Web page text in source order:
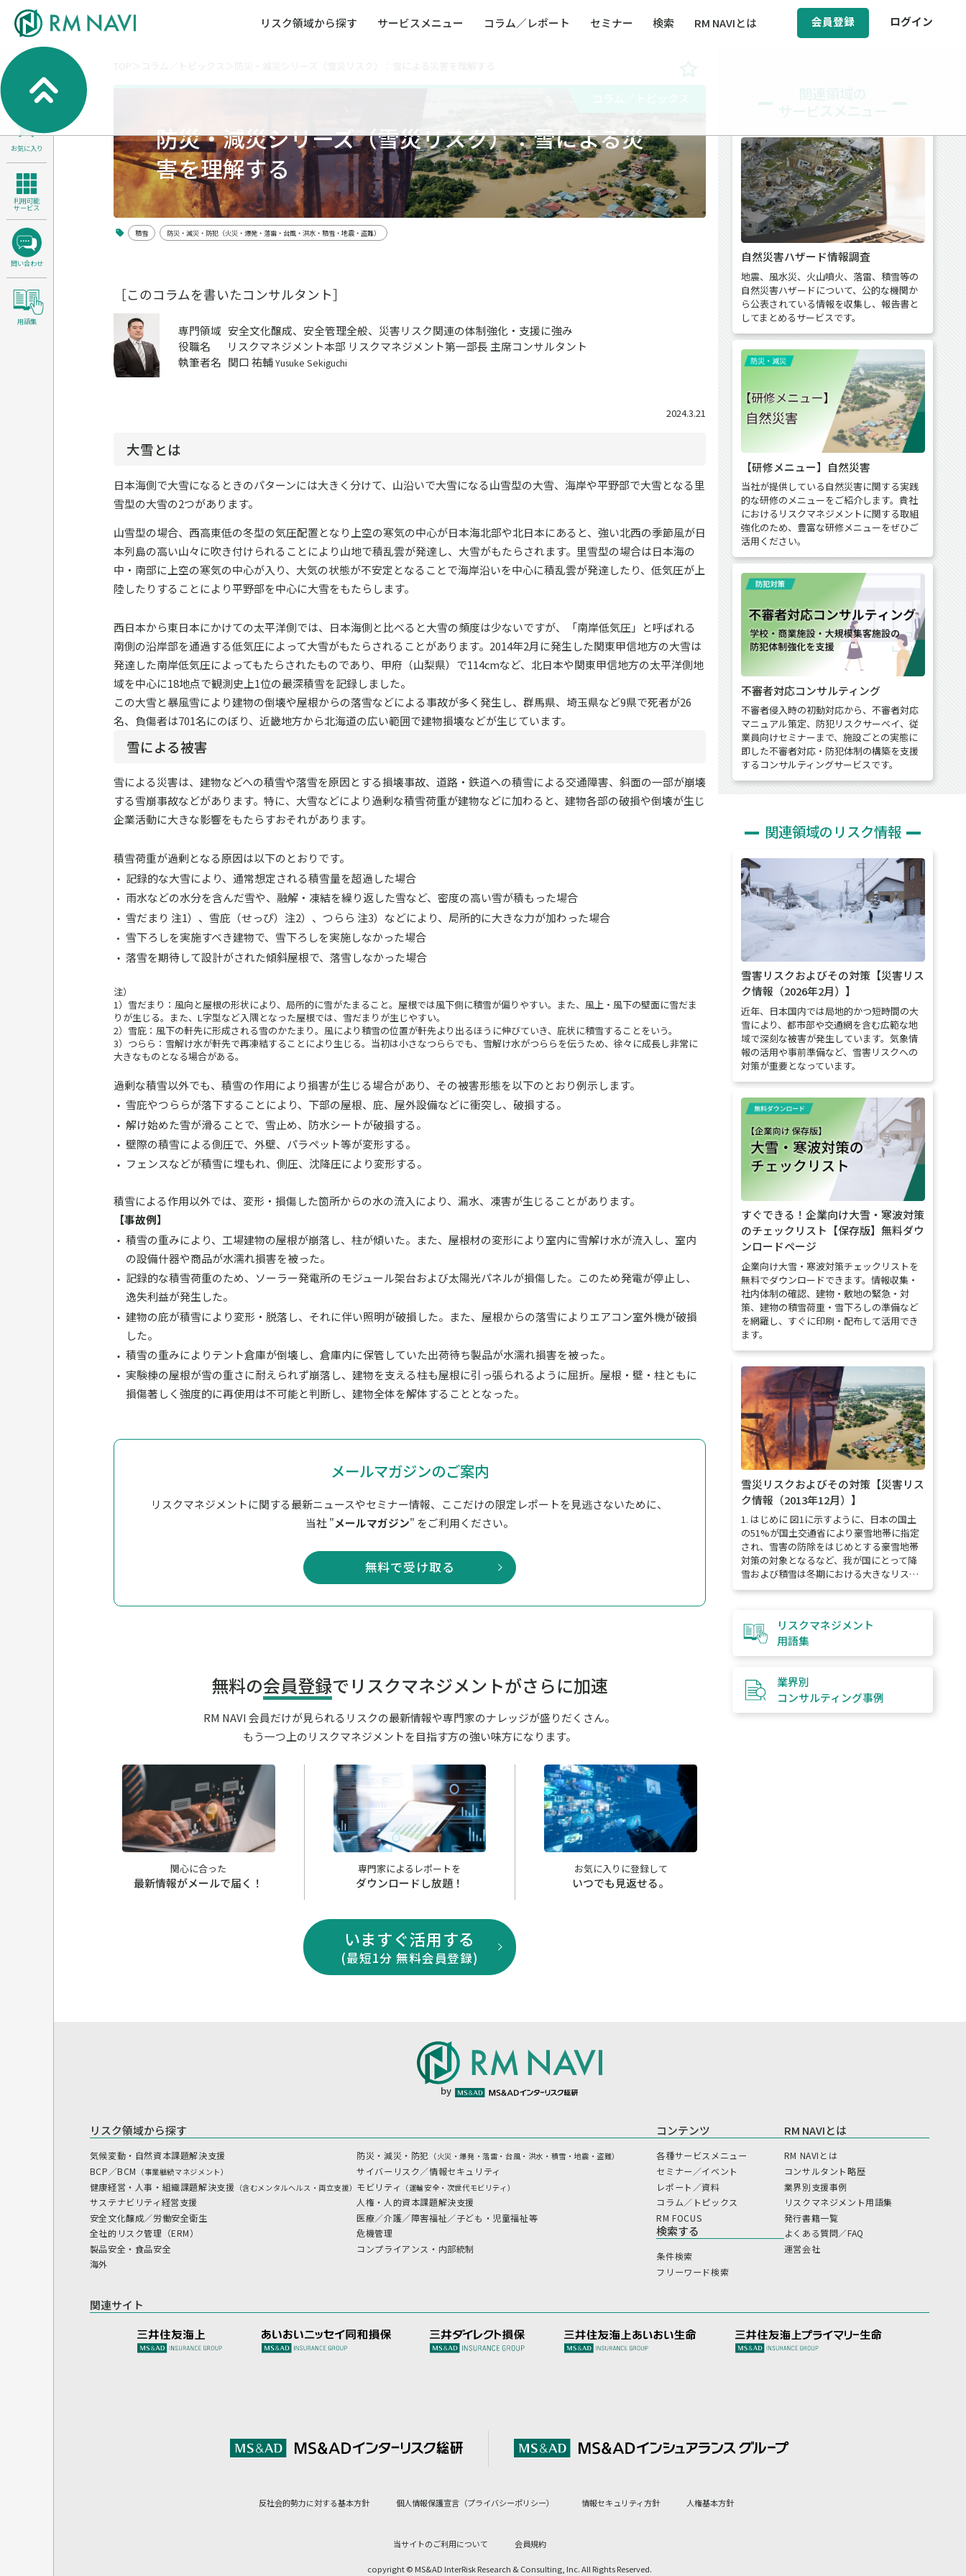
リスク領域から探す サービスメニュー コラム／レポート セミナー 検索 RM NAVIとは 会員登録 ログイン
BCP／BCM（事業継続マネジメント）
サステナビリティ経営支援
人権・人的資本課題解決支援
安全文化醸成／労働安全衛生
医療／介護／障害福祉／子ども・児童福祉等
全社的リスク管理（ERM）
危機管理
製品安全・食品安全
コンプライアンス・内部統制 海外
検索
お気に入り
利用可能
サービス
問い合わせ
用語集
防災・減災シリーズ（雪災リスク）：雪による災
害を理解する
積雪 防災・減災・防犯（火災・爆発・落雷・台風・洪水・積雪・地震・盗難）
［このコラムを書いたコンサルタント］
専門領域 安全文化醸成、安全管理全般、災害リスク関連の体制強化・支援に強み
役職名
リスクマネジメント本部 リスクマネジメント第一部長 主席コンサルタント
執筆者名 関口 祐輔Yusuke Sekiguchi
2024.3.21
大雪とは
日本海側で大雪になるときのパターンには大きく分けて、山沿いで大雪になる山雪型の大雪、海岸や平野部で大雪となる里
雪型の大雪の2つがあります。
山雪型の場合、西高東低の冬型の気圧配置となり上空の寒気の中心が日本海北部や北日本にあると、強い北西の季節風が日
本列島の高い山々に吹き付けられることにより山地で積乱雲が発達し、大雪がもたらされます。里雪型の場合は日本海の
中・南部に上空の寒気の中心が入り、大気の状態が不安定となることで海岸沿いを中心に積乱雲が発達したり、低気圧が上
陸したりすることにより平野部を中心に大雪をもたらします。
西日本から東日本にかけての太平洋側では、日本海側と比べると大雪の頻度は少ないですが、「南岸低気圧」と呼ばれる
南側の沿岸部を通過する低気圧によって大雪がもたらされることがあります。2014年2月に発生した関東甲信地方の大雪は
発達した南岸低気圧によってもたらされたものであり、甲府（山梨県）で114cmなど、北日本や関東甲信地方の太平洋側地
域を中心に18地点で観測史上1位の最深積雪を記録しました。
この大雪と暴風雪により建物の倒壊や屋根からの落雪などによる事故が多く発生し、群馬県、埼玉県など9県で死者が26
名、負傷者は701名にのぼり、近畿地方から北海道の広い範囲で建物損壊などが生じています。
雪による被害
雪による災害は、建物などへの積雪や落雪を原因とする損壊事故、道路・鉄道への積雪による交通障害、斜面の一部が崩壊
する雪崩事故などがあります。特に、大雪などにより過剰な積雪荷重が建物などに加わると、建物各部の破損や倒壊が生じ
企業活動に大きな影響をもたらすおそれがあります。
積雪荷重が過剰となる原因は以下のとおりです。
記録的な大雪により、通常想定される積雪量を超過した場合
雨水などの水分を含んだ雪や、融解・凍結を繰り返した雪など、密度の高い雪が積もった場合
雪だまり 注1）、雪庇（せっぴ）注2）、つらら 注3）などにより、局所的に大きな力が加わった場合
雪下ろしを実施すべき建物で、雪下ろしを実施しなかった場合
落雪を期待して設計がされた傾斜屋根で、落雪しなかった場合
注）
1）雪だまり：風向と屋根の形状により、局所的に雪がたまること。屋根では風下側に積雪が偏りやすい。また、風上・風下の壁面に雪だま
りが生じる。また、L字型など入隅となった屋根では、雪だまりが生じやすい。
2）雪庇：風下の軒先に形成される雪のかたまり。風により積雪の位置が軒先より出るほうに伸びていき、庇状に積雪することをいう。
3）つらら：雪解け水が軒先で再凍結することにより生じる。当初は小さなつららでも、雪解け水がつららを伝うため、徐々に成長し非常に
大きなものとなる場合がある。
過剰な積雪以外でも、積雪の作用により損害が生じる場合があり、その被害形態を以下のとおり例示します。
雪庇やつららが落下することにより、下部の屋根、庇、屋外設備などに衝突し、破損する。
解け始めた雪が滑ることで、雪止め、防水シートが破損する。
壁際の積雪による側圧で、外壁、パラペット等が変形する。
フェンスなどが積雪に埋もれ、側圧、沈降圧により変形する。
積雪による作用以外では、変形・損傷した箇所からの水の流入により、漏水、凍害が生じることがあります。
【事故例】
積雪の重みにより、工場建物の屋根が崩落し、柱が傾いた。また、屋根材の変形により室内に雪解け水が流入し、室内
の設備什器や商品が水濡れ損害を被った。
記録的な積雪荷重のため、ソーラー発電所のモジュール架台および太陽光パネルが損傷した。このため発電が停止し、
逸失利益が発生した。
建物の庇が積雪により変形・脱落し、それに伴い照明が破損した。また、屋根からの落雪によりエアコン室外機が破損
した。
積雪の重みによりテント倉庫が倒壊し、倉庫内に保管していた出荷待ち製品が水濡れ損害を被った。
実験棟の屋根が雪の重さに耐えられず崩落し、建物を支える柱も屋根に引っ張られるように屈折。屋根・壁・柱ともに
損傷著しく強度的に再使用は不可能と判断し、建物全体を解体することとなった。
メールマガジンのご案内
リスクマネジメントに関する最新ニュースやセミナー情報、ここだけの限定レポートを見逃さないために、
当社 "メールマガジン" をご利用ください。
無料で受け取る
無料の会員登録でリスクマネジメントがさらに加速
RM NAVI 会員だけが見られるリスクの最新情報や専門家のナレッジが盛りだくさん。
もう一つ上のリスクマネジメントを目指す方の強い味方になります。
関心に合った
最新情報がメールで届く！
専門家によるレポートを
ダウンロードし放題！
お気に入りに登録して
いつでも見返せる。
いますぐ活用する
(最短1分 無料会員登録)
自然災害ハザード情報調査
地震、風水災、火山噴火、落雷、積雪等の
自然災害ハザードについて、公的な機関か
ら公表されている情報を収集し、報告書と
してまとめるサービスです。
【研修メニュー】自然災害
当社が提供している自然災害に関する実践
的な研修のメニューをご紹介します。貴社
におけるリスクマネジメントに関する取組
強化のため、豊富な研修メニューをぜひご
活用ください。
不審者対応コンサルティング
不審者侵入時の初動対応から、不審者対応
マニュアル策定、防犯リスクサーベイ、従
業員向けセミナーまで、施設ごとの実態に
即した不審者対応・防犯体制の構築を支援
するコンサルティングサービスです。
関連領域のリスク情報
雪害リスクおよびその対策【災害リス
ク情報（2026年2月）】
近年、日本国内では局地的かつ短時間の大
雪により、都市部や交通網を含む広範な地
域で深刻な被害が発生しています。気象情
報の活用や事前準備など、雪害リスクへの
対策が重要となっています。
すぐできる！企業向け大雪・寒波対策
のチェックリスト【保存版】無料ダウ
ンロードページ
企業向け大雪・寒波対策チェックリストを
無料でダウンロードできます。情報収集・
社内体制の確認、建物・敷地の緊急・対
策、建物の積雪荷重・雪下ろしの準備など
を網羅し、すぐに印刷・配布して活用でき
ます。
雪災リスクおよびその対策【災害リス
ク情報（2013年12月）】
1. はじめに 図1に示すように、日本の国土
の51%が国土交通省により豪雪地帯に指定
され、雪害の防除をはじめとする豪雪地帯
対策の対象となるなど、我が国にとって降
雪および積雪は冬期における大きなリス…
リスクマネジメント
用語集
業界別
コンサルティング事例
by
リスク領域から探す
気候変動・自然資本課題解決支援
BCP／BCM （事業継続マネジメント）
健康経営・人事・組織課題解決支援 （含むメンタルヘルス・両立支援）
サステナビリティ経営支援
安全文化醸成／労働安全衛生
全社的リスク管理（ERM）
製品安全・食品安全
海外
防災・減災・防犯 （火災・爆発・落雷・台風・洪水・積雪・地震・盗難）
サイバーリスク／情報セキュリティ
モビリティ （運輸安全・次世代モビリティ）
人権・人的資本課題解決支援
医療／介護／障害福祉／子ども・児童福祉等
危機管理
コンプライアンス・内部統制
コンテンツ
各種サービスメニュー
セミナー／イベント
レポート／資料
コラム／トピックス
RM FOCUS
検索する
条件検索
フリーワード検索
RM NAVIとは
RM NAVIとは
コンサルタント略歴
業界別支援事例
リスクマネジメント用語集
発行書籍一覧
よくある質問／FAQ
運営会社
関連サイト
反社会的勢力に対する基本方針 個人情報保護宣言（プライバシーポリシー） 情報セキュリティ方針 人権基本方針
当サイトのご利用について 会員規約
copyright © MS&AD InterRisk Research & Consulting, Inc. All Rights Reserved.